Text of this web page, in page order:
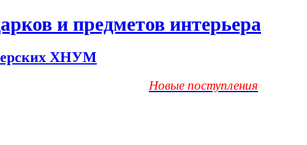
и предметов интерьера
ХНУМ
Новые поступления